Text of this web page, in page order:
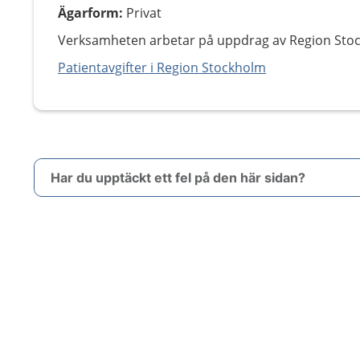
Ägarform: Privat
Verksamheten arbetar på uppdrag av Region
Patientavgifter i Region Stockholm
Har du upptäckt ett fel på den här sidan?